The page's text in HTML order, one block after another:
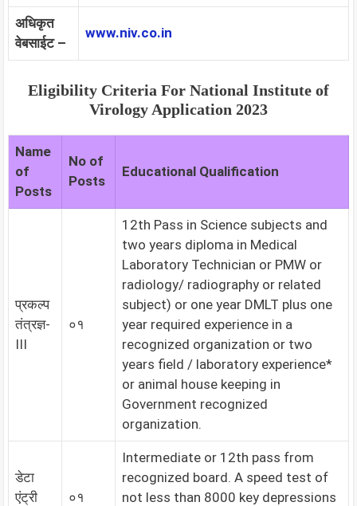
अधिकृत
वेबसाईट –
www.niv.co.in
Eligibility Criteria For National Institute of
Virology Application 2023
Name
of
Posts
No of
Posts
Educational Qualification
प्रकल्प
तंत्रज्ञ-
III
०१
12th Pass in Science subjects and
two years diploma in Medical
Laboratory Technician or PMW or
radiology/ radiography or related
subject) or one year DMLT plus one
year required experience in a
recognized organization or two
years field / laboratory experience*
or animal house keeping in
Government recognized
organization.
डेटा
एंट्री
०१
Intermediate or 12th pass from
recognized board. A speed test of
not less than 8000 key depressions